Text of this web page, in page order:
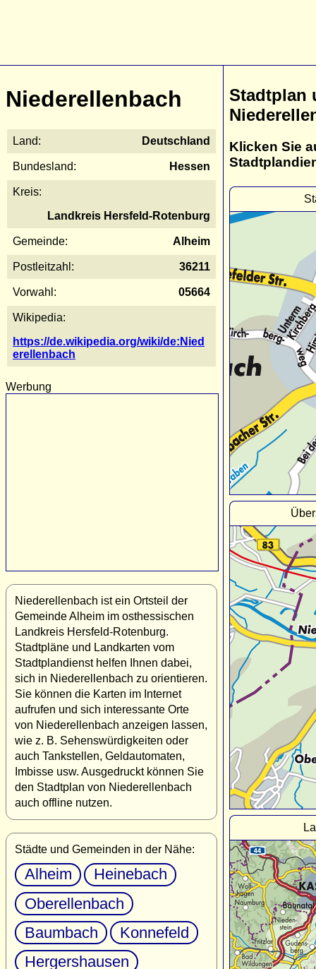
Niederellenbach
Land: Deutschland
Bundesland: Hessen
Kreis:
Landkreis Hersfeld-Rotenburg
Gemeinde: Alheim
Postleitzahl: 36211
Vorwahl: 05664
Wikipedia:
https://de.wikipedia.org/wiki/de:Nied
erellenbach
Werbung
Niederellenbach ist ein Ortsteil der
Gemeinde Alheim im osthessischen
Landkreis Hersfeld-Rotenburg.
Stadtpläne und Landkarten vom
Stadtplandienst helfen Ihnen dabei,
sich in Niederellenbach zu orientieren.
Sie können die Karten im Internet
aufrufen und sich interessante Orte
von Niederellenbach anzeigen lassen,
wie z. B. Sehenswürdigkeiten oder
auch Tankstellen, Geldautomaten,
Imbisse usw. Ausgedruckt können Sie
den Stadtplan von Niederellenbach
auch offline nutzen.
Städte und Gemeinden in der Nähe:
Alheim
Heinebach
Oberellenbach
Baumbach
Konnefeld
Hergershausen
Stadtplan
Klicken Sie